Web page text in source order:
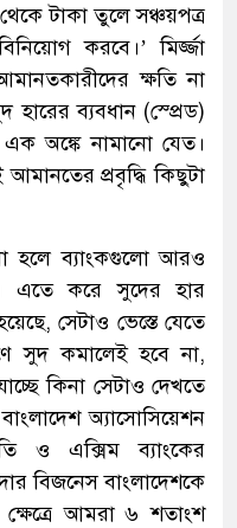
টাকা তুলে সঞ্চয়পত্র
করবে।’ মির্জ্জা
ক্ষতি না
ব্যবধান (স্প্রেড)
অঙ্কে নামানো যেত।
প্রবৃদ্ধি কিছুটা
হলে ব্যাংকগুলো আরও
এতে করে সুদের হার
সেটাও ভেস্তে যেতে
সুদ কমালেই হবে না,
কিনা সেটাও দেখতে
অ্যাসোসিয়েশন
ও এক্সিম ব্যাংকের
বিজনেস বাংলাদেশকে
আমরা ৬ শতাংশ